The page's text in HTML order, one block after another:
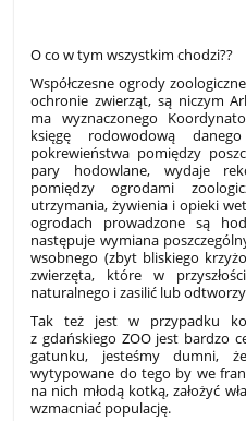
O co w tym wszystkim chodzi??
Współczesne ogrody
ochronie zwierząt, są niczym
ma wyznaczonego
księgę rodowodową
pokrewieństwa pomiędzy
pary hodowlane, wydaje
pomiędzy ogrodami
utrzymania, żywienia i opieki
ogrodach prowadzone są
następuje wymiana
wsobnego (zbyt bliskiego
zwierzęta, które w
naturalnego i zasilić lub
Tak też jest w przypadku
z gdańskiego ZOO jest bardzo
gatunku, jesteśmy dumni,
wytypowane do tego by we
na nich młodą kotką, założyć
wzmacniać populację.